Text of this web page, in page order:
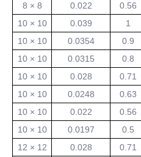
8 × 8
0.022 0.56
10 × 10
0.039 1
10 × 10
0.0354 0.9
10 × 10
0.0315 0.8
10 × 10
0.028 0.71
10 × 10
0.0248 0.63
10 × 10
0.022 0.56
10 × 10
0.0197 0.5
12 × 12
0.028 0.71